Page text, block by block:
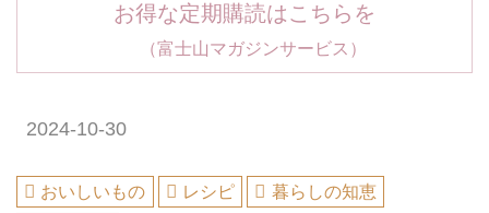
お得な定期購読はこちらを
（富士山マガジンサービス）
2024-10-30
おいしいもの レシピ
暮らしの知恵